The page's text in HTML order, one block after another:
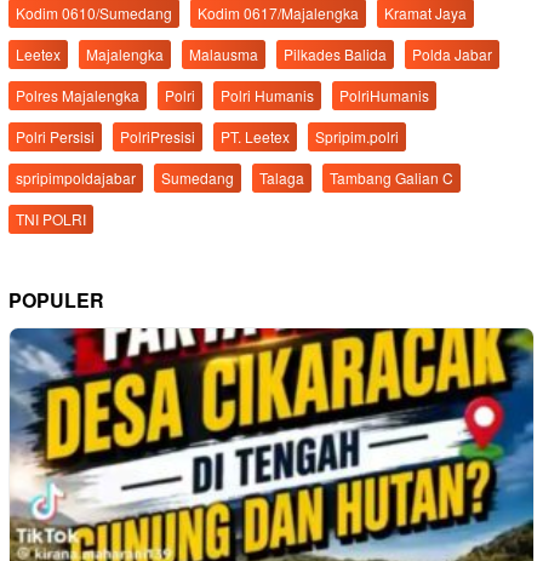
Kodim 0610/Sumedang
Kodim 0617/Majalengka
Kramat Jaya
Leetex
Majalengka Malausma Pilkades Balida
Polda Jabar
Polres Majalengka
Polri Polri Humanis
PolriHumanis
Polri Persisi
PolriPresisi PT. Leetex
Spripim.polri
spripimpoldajabar
Sumedang Talaga
Tambang Galian C
TNI POLRI
POPULER